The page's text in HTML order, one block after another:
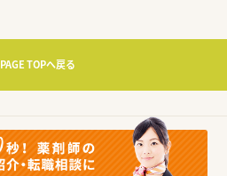
PAGE TOPへ戻る